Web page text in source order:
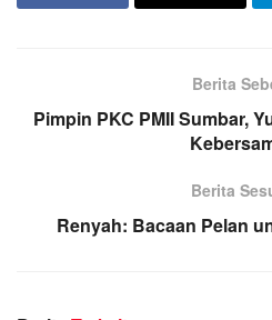
Berita
Pimpin PKC PMII Sumbar,
Berita
Renyah: Bacaan Pelan